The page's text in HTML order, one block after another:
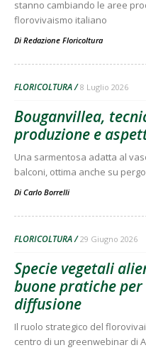
stanno cambiando le aree
florovivaismo italiano
Di Redazione Floricoltura
FLORICOLTURA 8 Luglio 2026
Bouganvillea,
produzione e
Una sarmentosa adatta al
balconi, ottima anche su
Di Carlo Borrelli
FLORICOLTURA 29 Giugno 2026
Specie vegetali
buone pratiche
diffusione
Il ruolo strategico del
centro di un greenwebinar di